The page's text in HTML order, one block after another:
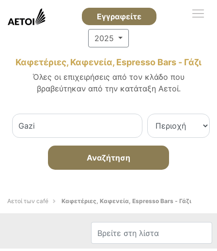
Εγγραφείτε
2025
Καφετέριες, Καφενεία, Espresso Bars - Γάζι
Όλες οι επιχειρήσεις από τον κλάδο που
βραβεύτηκαν από την κατάταξη Αετοί.
Αναζήτηση
Αετοί των café Καφετέριες, Καφενεία, Espresso Bars - Γάζι